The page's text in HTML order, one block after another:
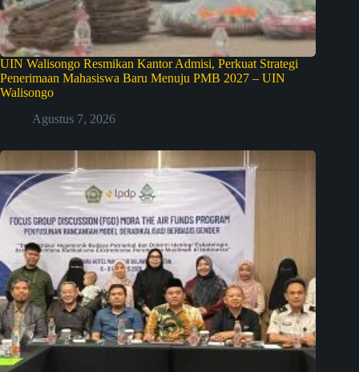
UIN Walisongo Resmikan Kantor Admisi, Perkuat Strategi
Penerimaan Mahasiswa Baru Menuju PMB 2027 – UIN
Walisongo
Agustus 7, 2026